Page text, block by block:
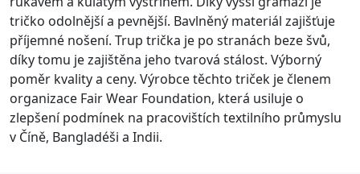
tričko odolnější a pevnější. Bavlněný materiál zajišťuje
příjemné nošení. Trup trička je po stranách beze švů,
díky tomu je zajištěna jeho tvarová stálost. Výborný
poměr kvality a ceny. Výrobce těchto triček je členem
organizace Fair Wear Foundation, která usiluje o
zlepšení podmínek na pracovištích textilního průmyslu
v Číně, Bangladéši a Indii.